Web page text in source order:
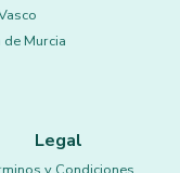
de Murcia
Legal